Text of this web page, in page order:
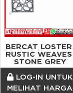
BERCAT LOSTER
RUSTIC WEAVES
STONE GREY
LOG-IN UNTUK
MELIHAT HARGA